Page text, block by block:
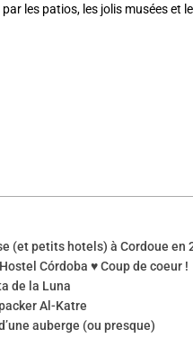
les patios, les jolis musées et
(et petits hotels) à Cordoue en
Córdoba ♥ Coup de coeur !
de la Luna
Al-Katre
auberge (ou presque)